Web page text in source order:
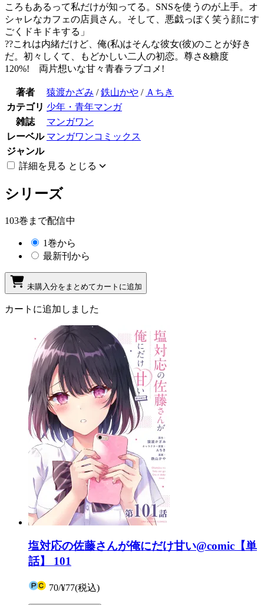
ころもあるって私だけが知ってる。SNSを使うのが上手。オ
シャレなカフェの店員さん。そして、悪戯っぽく笑う顔にす
ごくドキドキする」
??これは内緒だけど、俺(私)はそんな彼女(彼)のことが好き
だ。初々しくて、もどかしい二人の初恋。尊さ&糖度
120%! 両片想いな甘々青春ラブコメ!
著者 猿渡かざみ /鉄山かや / Ａちき
カテゴリ 少年・青年マンガ
雑誌
マンガワン
レーベル マンガワンコミックス
ジャンル
詳細を見る とじる
シリーズ
103巻まで配信中
1巻から
最新刊から
未購入分をまとめてカートに追加
カートに追加しました
塩対応の佐藤さんが俺にだけ甘い@comic【単
話】 101
70/¥77(税込)